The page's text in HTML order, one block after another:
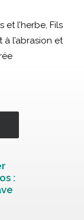
l’herbe, Fils
l’abrasion et
: